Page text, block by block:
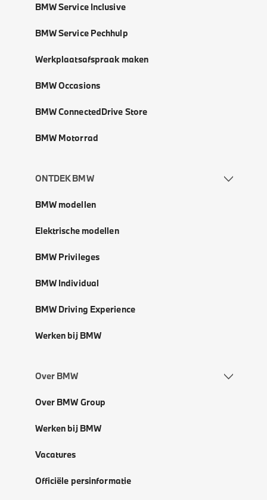
BMW Service Inclusive
BMW Service Pechhulp
Werkplaatsafspraak maken
BMW Occasions
BMW ConnectedDrive Store
BMW Motorrad
ONTDEK BMW
BMW modellen
Elektrische modellen
BMW Privileges
BMW Individual
BMW Driving Experience
Werken bij BMW
Over BMW
Over BMW Group
Werken bij BMW
Vacatures
Officiële persinformatie